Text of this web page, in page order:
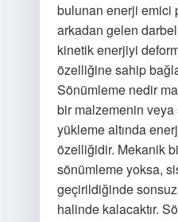
bulunan enerji emici
arkadan gelen
kinetik enerjiyi
özelliğine sahip
Sönümleme nedir
bir malzemenin
yükleme altında
özelliğidir. Mekanik
sönümleme yoksa,
geçirildiğinde
halinde kalacaktır.